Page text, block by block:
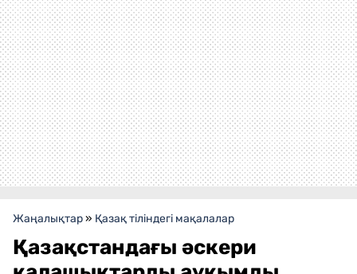
Жаңалықтар» Қазақ тіліндегі мақалалар
Қазақстандағы әскери